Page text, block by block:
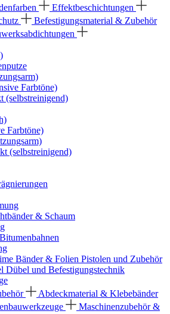
Effektbeschichtungen
Befestigungsmaterial & Zubehör
Farbtöne)
(selbstreinigend)
Farbtöne)
(selbstreinigend)
& Schaum
Bänder & Folien Pistolen und Zubehör
Dübel und Befestigungstechnik
Abdeckmaterial & Klebebänder
Maschinenzubehör &